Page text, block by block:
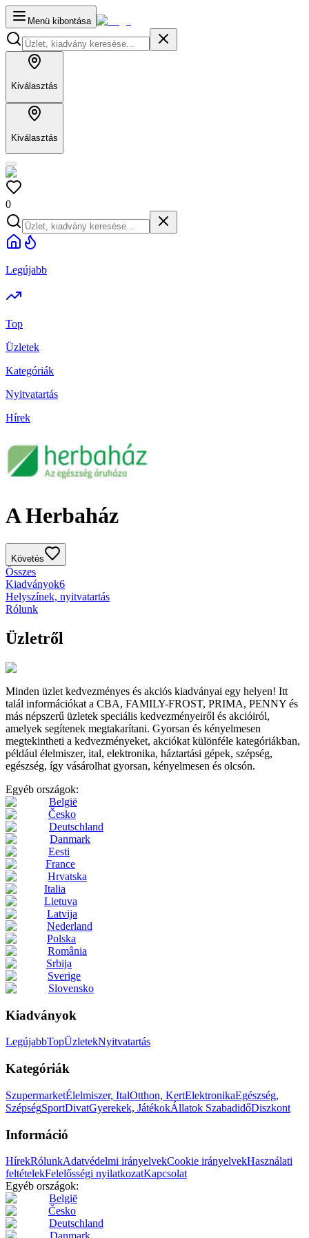
Menü kibontása
Kiválasztás
Kiválasztás
0
Legújabb
Top
Üzletek
Kategóriák
Nyitvatartás
Hírek
A Herbaház
Követés
Összes
Kiadványok6
Helyszínek, nyitvatartás
Rólunk
Üzletről
Minden üzlet kedvezményes és akciós kiadványai egy helyen! Itt
talál információkat a CBA, FAMILY-FROST, PRIMA, PENNY és
más népszerű üzletek speciális kedvezményeiről és akcióiról,
amelyek segítenek megtakarítani. Gyorsan és kényelmesen
megtekintheti a kedvezményeket, akciókat különféle kategóriákban,
például élelmiszer, ital, elektronika, háztartási gépek, szépség,
egészség, így vásárolhat gyorsan, kényelmesen és olcsón.
Egyéb országok:
België
Česko
Deutschland
Danmark
Eesti
France
Hrvatska
Italia
Lietuva
Latvija
Nederland
Polska
România
Srbija
Sverige
Slovensko
Kiadványok
LegújabbTopÜzletekNyitvatartás
Kategóriák
SzupermarketÉlelmiszer, ItalOtthon, KertElektronikaEgészség,
SzépségSportDivatGyerekek, JátékokÁllatok SzabadidőDiszkont
Információ
HírekRólunkAdatvédelmi irányelvekCookie irányelvekHasználati
feltételekFelelősségi nyilatkozatKapcsolat
Egyéb országok:
België
Česko
Deutschland